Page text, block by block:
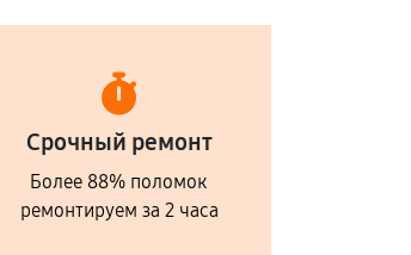
Срочный ремонт
Более 88% поломок
ремонтируем за 2 часа